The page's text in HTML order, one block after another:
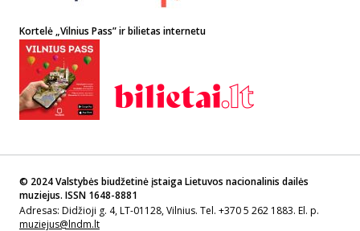
Kortelė „Vilnius Pass” ir bilietas internetu
© 2024 Valstybės biudžetinė įstaiga Lietuvos nacionalinis dailės
muziejus. ISSN 1648-8881
Adresas: Didžioji g. 4, LT-01128, Vilnius. Tel. +370 5 262 1883. El. p.
muziejus@lndm.lt